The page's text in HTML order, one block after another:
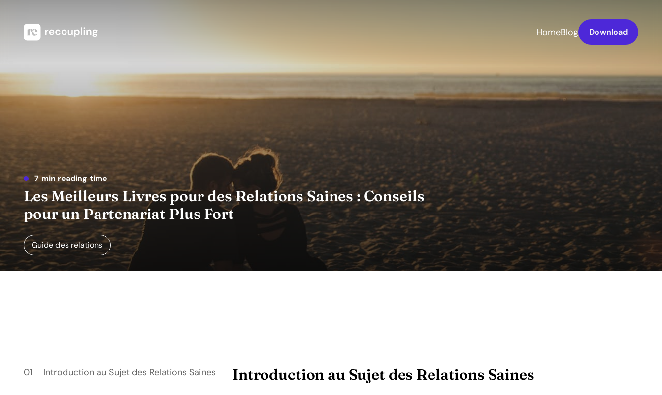
HomeBlog Download
7 min reading time
Les Meilleurs Livres pour des Relations Saines : Conseils
pour un Partenariat Plus Fort
Guide des relations
Introduction au Sujet des Relations Saines Introduction au Sujet des Relations Saines